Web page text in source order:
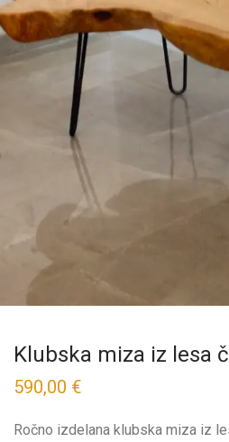
Klubska miza iz lesa
590,00 €
Ročno izdelana klubska miza iz